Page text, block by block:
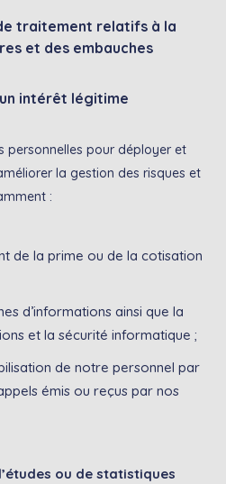
traitement relatifs à la
et des embauches
intérêt légitime
personnelles pour déployer et
la gestion des risques et
:
de la prime ou de la cotisation
d’informations ainsi que la
et la sécurité informatique ;
de notre personnel par
émis ou reçus par nos
ou de statistiques